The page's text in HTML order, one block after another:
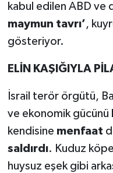
kabul edilen ABD ve
maymun tavrı’,
gösteriyor.
ELİN KAŞIĞIYLA
İsrail terör örgütü,
ve ekonomik gücünü
kendisine menfaat
saldırdı. Kuduz
huysuz eşek gibi